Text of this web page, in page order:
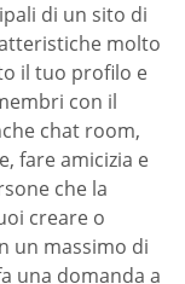
di un sito di
molto
il tuo profilo e
con il
chat room,
fare amicizia e
che la
creare o
un massimo di
una domanda a